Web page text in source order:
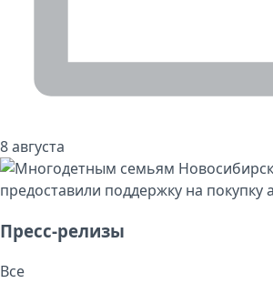
8 августа
Пресс-релизы
Все